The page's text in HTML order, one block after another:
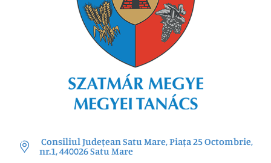
Consiliul Județean Satu Mare, Piața 25 Octombrie,
nr.1, 440026 Satu Mare